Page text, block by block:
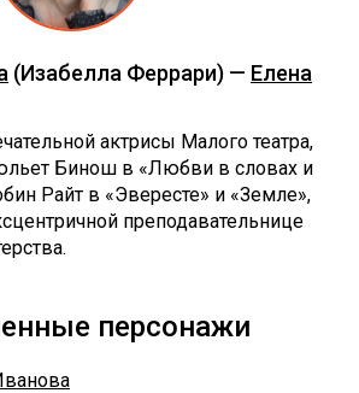
(Изабелла Феррари) — Елена
актрисы Малого театра,
Бинош в «Любви в словах и
Райт в «Эвересте» и «Земле»,
преподавательнице
персонажи